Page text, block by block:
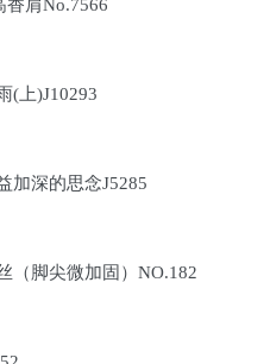
香肩No.7566
(上)J10293
加深的思念J5285
（脚尖微加固）NO.182